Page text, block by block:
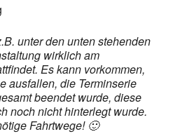
unter den unten stehenden
wirklich am
Es kann vorkommen,
ausfallen, die Terminserie
beendet wurde, diese
noch nicht hinterlegt wurde.
Fahrtwege! 🙂